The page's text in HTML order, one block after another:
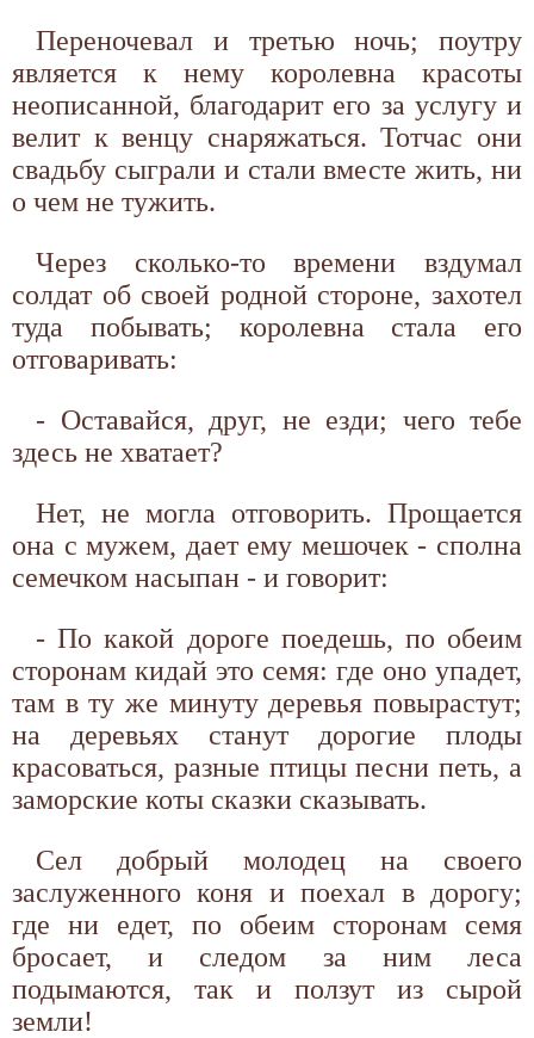
Переночевал и третью ночь; поутру
является к нему королевна красоты
неописанной, благодарит его за услугу и
велит к венцу снаряжаться. Тотчас они
свадьбу сыграли и стали вместе жить, ни
о чем не тужить.
Через сколько-то времени вздумал
солдат об своей родной стороне, захотел
туда побывать; королевна стала его
отговаривать:
- Оставайся, друг, не езди; чего тебе
здесь не хватает?
Нет, не могла отговорить. Прощается
она с мужем, дает ему мешочек - сполна
семечком насыпан - и говорит:
- По какой дороге поедешь, по обеим
сторонам кидай это семя: где оно упадет,
там в ту же минуту деревья повырастут;
на деревьях станут дорогие плоды
красоваться, разные птицы песни петь, а
заморские коты сказки сказывать.
Сел добрый молодец на своего
заслуженного коня и поехал в дорогу;
где ни едет, по обеим сторонам семя
бросает, и следом за ним леса
подымаются, так и ползут из сырой
земли!